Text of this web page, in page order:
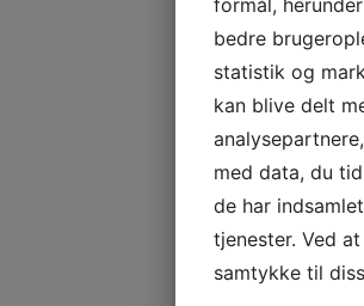
formål,
bedre
statistik og
kan blive delt
med data, du
de har
tjenester. Ved
samtykke til